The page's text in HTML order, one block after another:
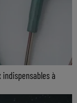
à